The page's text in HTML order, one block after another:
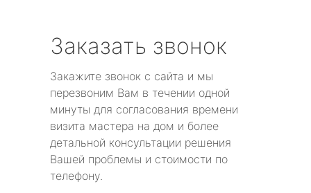
Заказать звонок
Закажите звонок с сайта и мы
перезвоним Вам в течении одной
минуты для согласования времени
визита мастера на дом и более
детальной консультации решения
Вашей проблемы и стоимости по
телефону.